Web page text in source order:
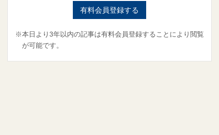
有料会員登録する
※本日より3年以内の記事は有料会員登録することにより閲覧
が可能です。